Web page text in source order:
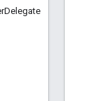
Delegate